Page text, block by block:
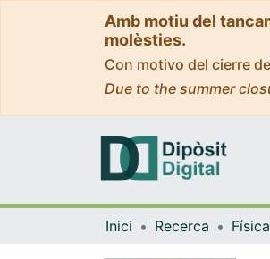
Amb motiu del
molèsties.
Con motivo del cierre
Due to the summer
Inici Recerca